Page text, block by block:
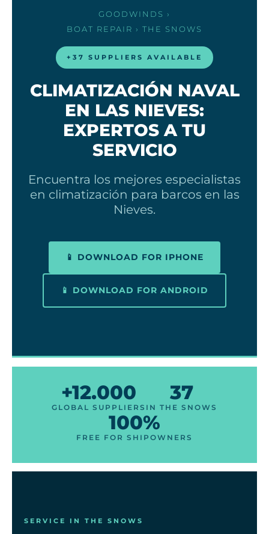
GOODWINDS ›
BOAT REPAIR › THE SNOWS
+37 SUPPLIERS AVAILABLE
CLIMATIZACIÓN NAVAL
EN LAS NIEVES:
EXPERTOS A TU
SERVICIO
Encuentra los mejores especialistas
en climatización para barcos en las
Nieves.
📱 DOWNLOAD FOR IPHONE
📱 DOWNLOAD FOR ANDROID
+12.000
GLOBAL SUPPLIERS
37
IN THE SNOWS
100%
FREE FOR SHIPOWNERS
SERVICE IN THE SNOWS